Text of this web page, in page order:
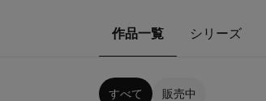
作品一覧 シリーズ
すべて 販売中